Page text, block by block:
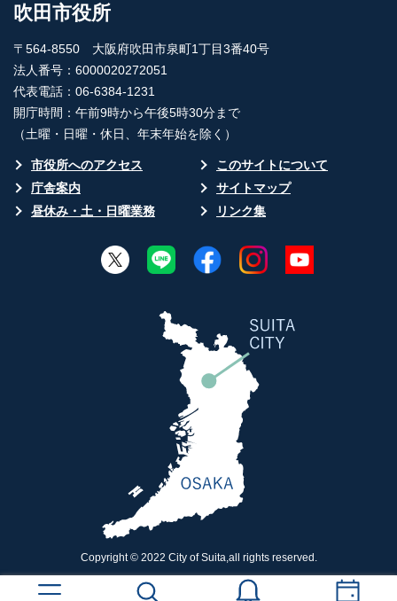
吹田市役所
〒564-8550 大阪府吹田市泉町1丁目3番40号
法人番号：6000020272051
代表電話：06-6384-1231
開庁時間：午前9時から午後5時30分まで
（土曜・日曜・休日、年末年始を除く）
市役所へのアクセス
このサイトについて
庁舎案内
サイトマップ
昼休み・土・日曜業務
リンク集
Copyright © 2022 City of Suita,all rights reserved.